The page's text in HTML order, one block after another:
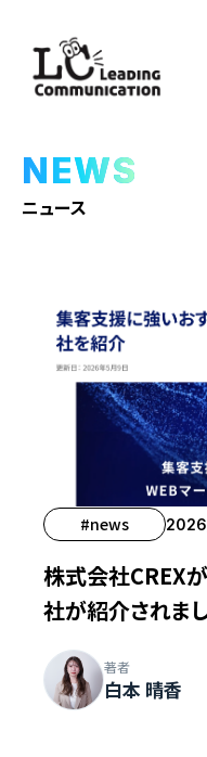
NEWS
ニュース
#news
株式会社CREX
社が紹介されまし
著者
白本 晴香